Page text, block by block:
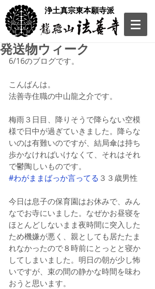
​浄土真宗東本願寺派
発送物ウィーク
6/16のブログです。
こんばんは。
法善寺住職の中山龍之介です。
梅雨３日目、降りそうで降らない空模
様で日中が過ぎていきました。降らな
いのは有難いのですが、結局傘は持ち
歩かなければいけなくて、それはそれ
で鬱陶しいものです。
#わがままばっか言ってる ３３歳男性
今日は息子の保育園はお休みで、みん
なでお寺にいました。なぜかお昼寝を
ほとんどしないまま夜時間に突入した
ため機嫌が悪く、親としても居たたま
れなかったので８時前にとっとと寝か
してしまいました。明日の朝が少し怖
いですが、束の間の静かな時間を味わ
おうと思います。